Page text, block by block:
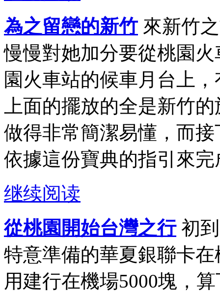
為之留戀的新竹 來新竹
慢慢對她加分要從桃園
園火車站的候車月台上
上面的擺放的全是新竹
做得非常簡潔易懂，而
依據這份寶典的指引來完
继续阅读
從桃園開始台灣之行初到
特意準備的華夏銀聯卡
用建行在機場5000塊，